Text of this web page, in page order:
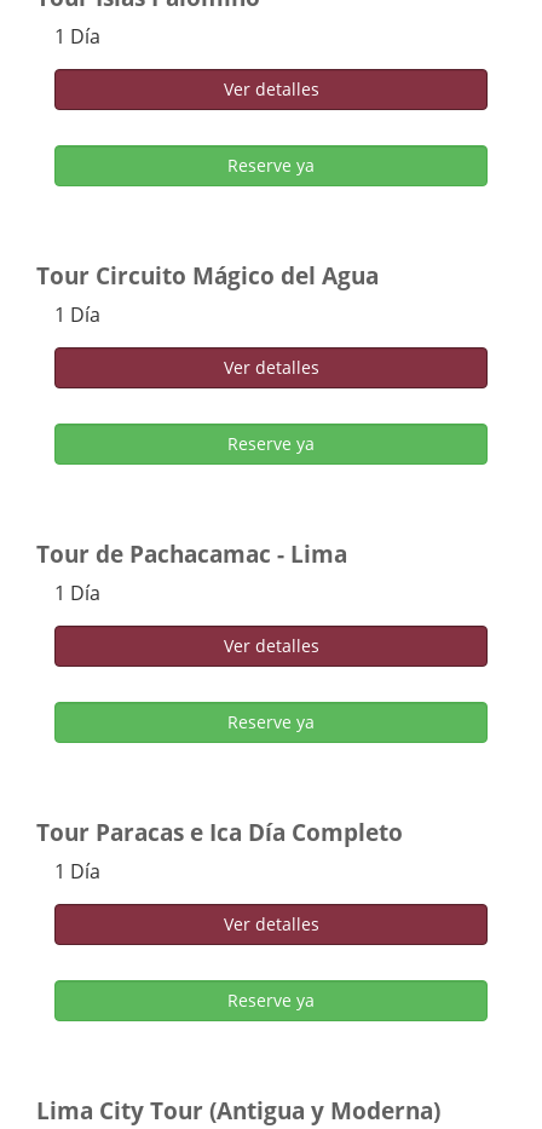
1 Día
Ver detalles
Reserve ya
Tour Circuito Mágico del Agua
1 Día
Ver detalles
Reserve ya
Tour de Pachacamac - Lima
1 Día
Ver detalles
Reserve ya
Tour Paracas e Ica Día Completo
1 Día
Ver detalles
Reserve ya
Lima City Tour (Antigua y Moderna)